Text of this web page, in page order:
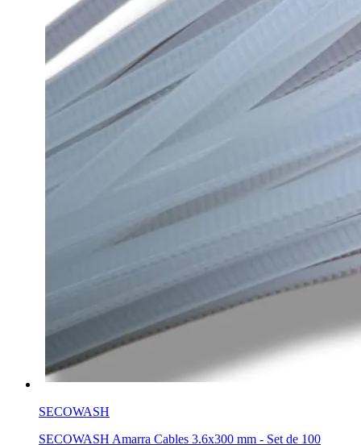
SECOWASH
SECOWASH Amarra Cables 3.6x300 mm - Set de 100